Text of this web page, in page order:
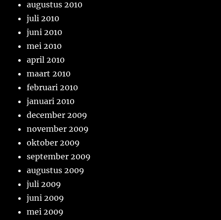
augustus 2010
juli 2010
juni 2010
mei 2010
april 2010
maart 2010
februari 2010
januari 2010
december 2009
november 2009
oktober 2009
september 2009
augustus 2009
juli 2009
juni 2009
mei 2009